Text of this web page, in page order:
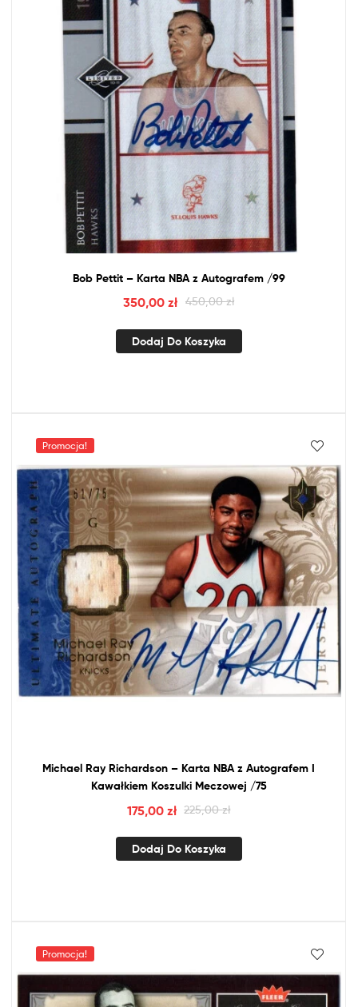
Bob Pettit – Karta NBA zAutografem /99
450,00zł
350,00zł
Dodaj Do Koszyka
Promocja!
Michael Ray Richardson – Karta NBA z Autografem I
Kawałkiem Koszulki Meczowej /75
225,00zł
175,00 zł
Dodaj Do Koszyka
Promocja!